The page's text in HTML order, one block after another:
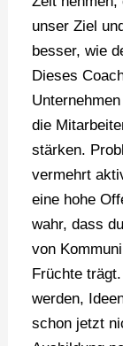
unser Ziel
besser, wie
Dieses
die
stärken.
vermehrt
eine hohe
wahr, dass
von
Früchte
werden,
schon jetzt